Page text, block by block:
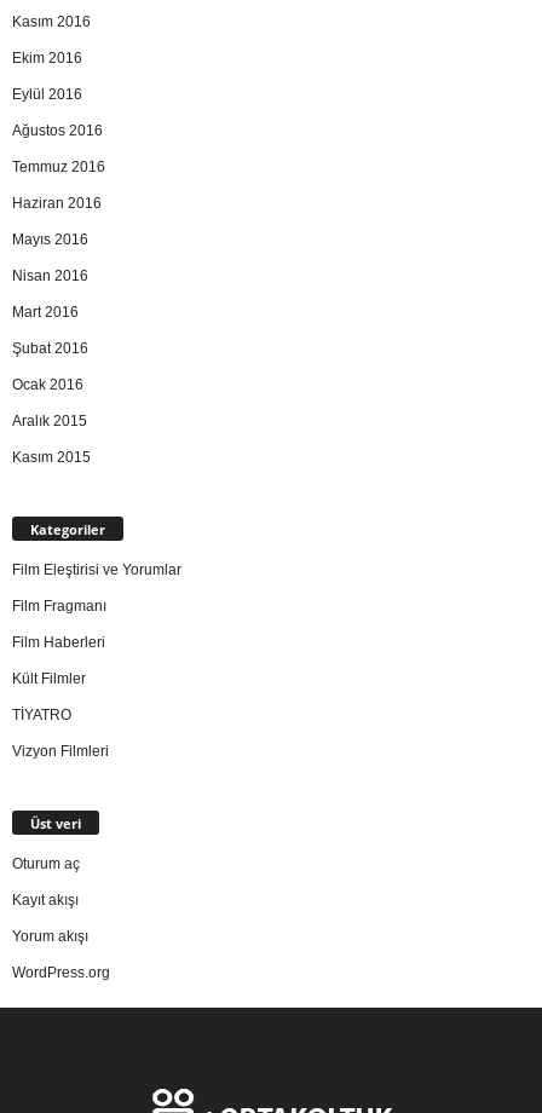
Kasım 2016
Ekim 2016
Eylül 2016
Ağustos 2016
Temmuz 2016
Haziran 2016
Mayıs 2016
Nisan 2016
Mart 2016
Şubat 2016
Ocak 2016
Aralık 2015
Kasım 2015
Kategoriler
Film Eleştirisi ve Yorumlar
Film Fragmanı
Film Haberleri
Kült Filmler
TİYATRO
Vizyon Filmleri
Üst veri
Oturum aç
Kayıt akışı
Yorum akışı
WordPress.org